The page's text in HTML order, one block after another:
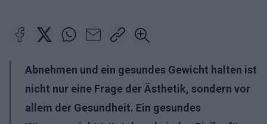
Abnehmen und ein gesundes Gewicht halten ist
nicht nur eine Frage der Ästhetik, sondern vor
allem der Gesundheit. Ein gesundes